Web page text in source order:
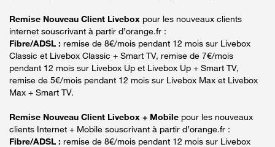
Remise Nouveau Client Livebox pour les nouveaux clients
internet souscrivant à partir d’orange.fr :
Fibre/ADSL : remise de 8€/mois pendant 12 mois sur Livebox
Classic et Livebox Classic + Smart TV, remise de 7€/mois
pendant 12 mois sur Livebox Up et Livebox Up + Smart TV,
remise de 5€/mois pendant 12 mois sur Livebox Max et Livebox
Max + Smart TV.
Remise Nouveau Client Livebox + Mobile pour les nouveaux
clients Internet + Mobile souscrivant à partir d’orange.fr :
Fibre/ADSL : remise de 8€/mois pendant 12 mois sur Livebox